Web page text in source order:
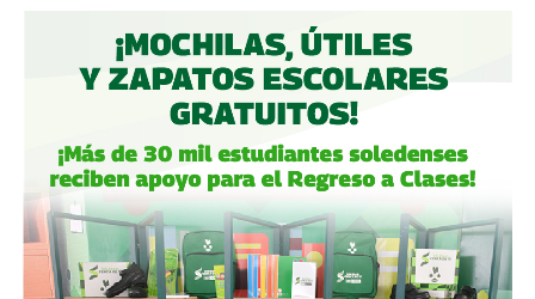
Fintech compró primero acciones especiales que
garantizaban el control de la aeroportuaria y luego
concretó una oferta pública con la que en julio de 2021,
alcanzó el 30.1% de participación económica, suficiente
para mantener el control hasta que lo vendieron a la
francesa Vinci Airports en 2022 (El Economista, dic. 2020
y jul. 2021; Folleto Informativo Definitivo, Bolsa Mexicana
de Valores, may. 2021).
Si bien todos estos empresarios se han aliado en otras